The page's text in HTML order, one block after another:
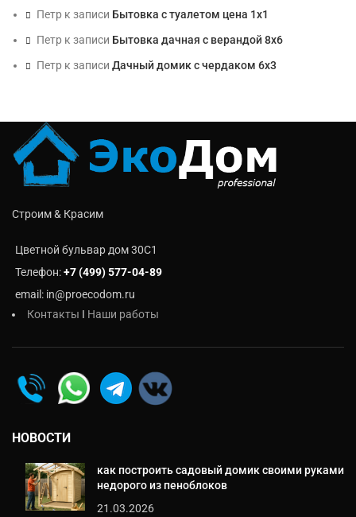
Петр к записи Бытовка с туалетом цена 1х1
Петр к записи Бытовка дачная с верандой 8х6
Петр к записи Дачный домик с чердаком 6х3
Строим & Красим
Цветной бульвар дом 30C1
Телефон:+7 (499) 577-04-89
email: in@proecodom.ru
Контакты I Наши работы
НОВОСТИ
как построить садовый домик своими руками
недорого из пеноблоков
21.03.2026